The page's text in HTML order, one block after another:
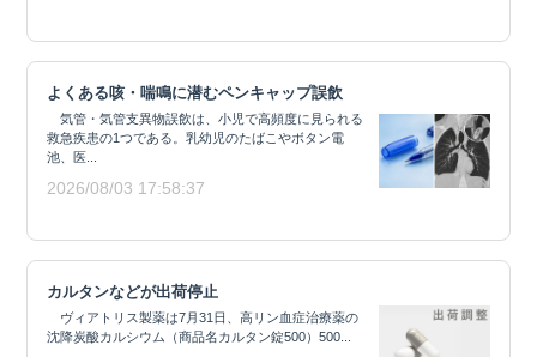
よくある咳・喘鳴に潜むペンキャップ誤飲
気管・気管支異物誤飲は、小児で高頻度に見られる
救急疾患の1つである。乳幼児のたばこやボタン電
池、医...
2026/08/03 17:58:37
カルタンなどが出荷停止
ヴィアトリス製薬は7月31日、高リン血症治療薬の
沈降炭酸カルシウム（商品名カルタン錠500）500...